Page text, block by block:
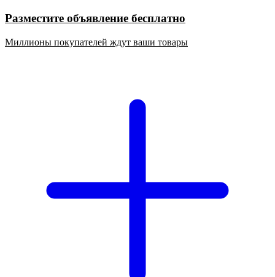
Разместите объявление бесплатно
Миллионы покупателей ждут ваши товары